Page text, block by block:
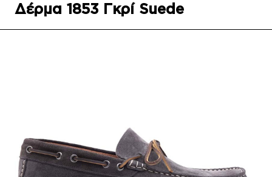
Δέρμα 1853 Γκρί Suede